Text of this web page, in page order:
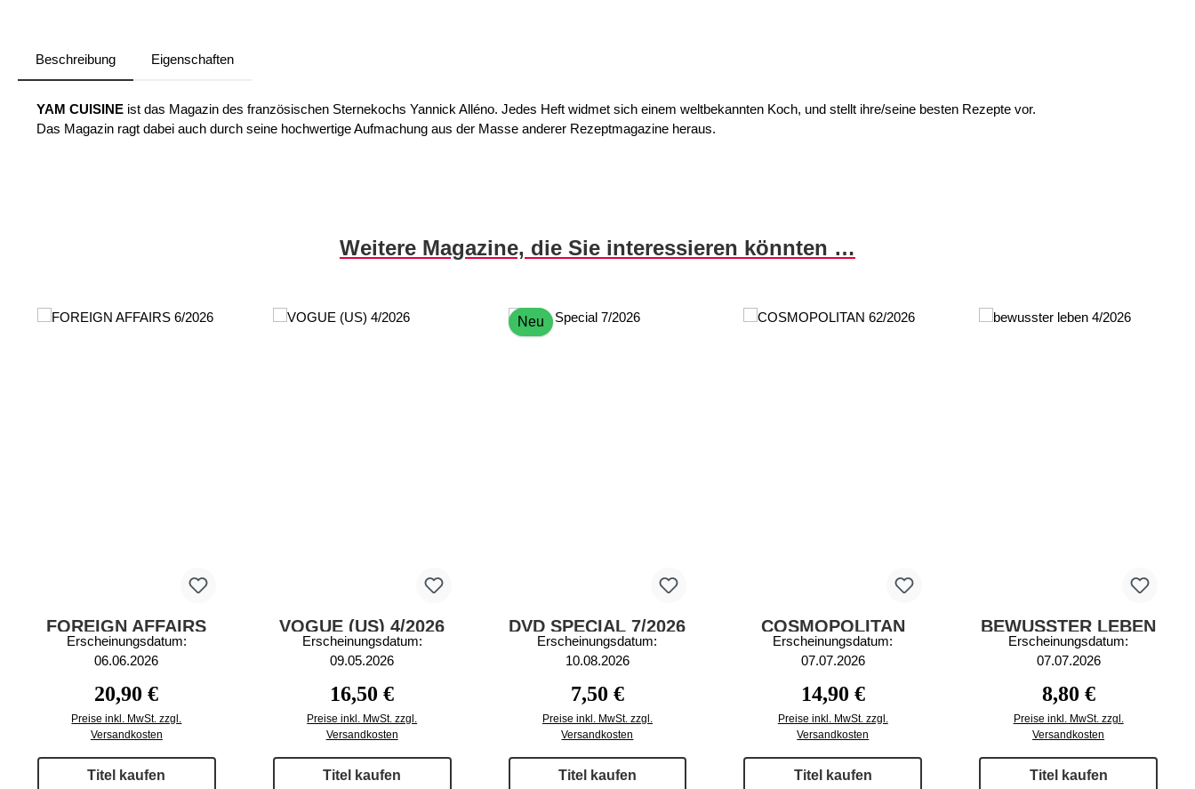
Beschreibung Eigenschaften
YAM CUISINE ist das Magazin des französischen Sternekochs Yannick Alléno. Jedes Heft widmet sich einem weltbekannten Koch, und stellt ihre/seine besten Rezepte vor.
Das Magazin ragt dabei auch durch seine hochwertige Aufmachung aus der Masse anderer Rezeptmagazine heraus.
Weitere Magazine, die Sie interessieren könnten …
FOREIGN AFFAIRS
6/2026
Erscheinungsdatum:
06.06.2026
Regulärer Preis:
20,90 €
Preise inkl. MwSt. zzgl.
Versandkosten
Titel kaufen
VOGUE (US) 4/2026
Erscheinungsdatum:
09.05.2026
Regulärer Preis:
16,50 €
Preise inkl. MwSt. zzgl.
Versandkosten
Titel kaufen
Neu
DVD SPECIAL 7/2026
Erscheinungsdatum:
10.08.2026
Regulärer Preis:
7,50 €
Preise inkl. MwSt. zzgl.
Versandkosten
Titel kaufen
COSMOPOLITAN
62/2026
Erscheinungsdatum:
07.07.2026
Regulärer Preis:
14,90 €
Preise inkl. MwSt. zzgl.
Versandkosten
Titel kaufen
BEWUSSTER LEBEN
4/2026
Erscheinungsdatum:
07.07.2026
Regulärer Preis:
8,80 €
Preise inkl. MwSt. zzgl.
Versandkosten
Titel kaufen